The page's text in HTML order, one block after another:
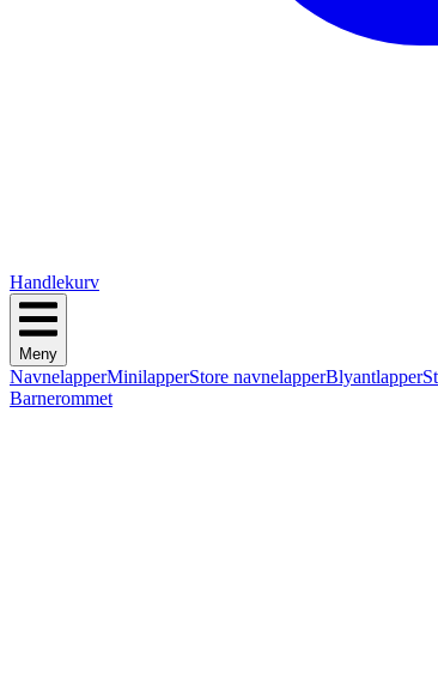
Handlekurv
Meny
NavnelapperMinilapperStore navnelapperBlyantlapper
Barnerommet